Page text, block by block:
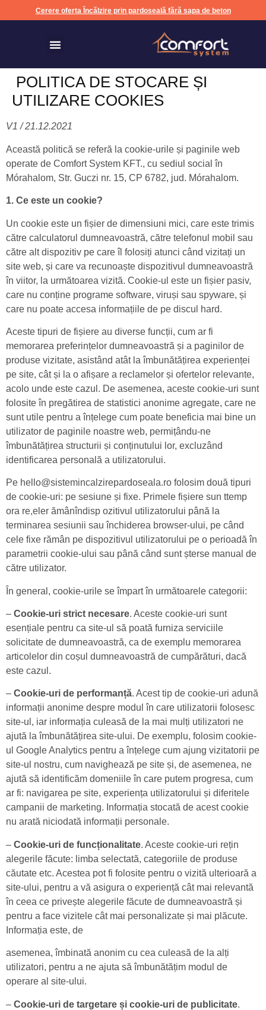
Cerere oferta Încălzire prin pardoseală fără sapa de beton
POLITICA DE STOCARE ȘI
UTILIZARE COOKIES
V1 / 21.12.2021
Această politică se referă la cookie-urile și paginile web
operate de Comfort System KFT., cu sediul social în
Mórahalom, Str. Guczi nr. 15, CP 6782, jud. Mórahalom.
1. Ce este un cookie?
Un cookie este un fișier de dimensiuni mici, care este trimis
către calculatorul dumneavoastră, către telefonul mobil sau
către alt dispozitiv pe care îl folosiți atunci când vizitați un
site web, și care va recunoaște dispozitivul dumneavoastră
în viitor, la următoarea vizită. Cookie-ul este un fișier pasiv,
care nu conține programe software, viruși sau spyware, și
care nu poate accesa informațiile de pe discul hard.
Aceste tipuri de fișiere au diverse funcții, cum ar fi
memorarea preferințelor dumneavoastră și a paginilor de
produse vizitate, asistând atât la îmbunătățirea experienței
pe site, cât și la o afișare a reclamelor și ofertelor relevante,
acolo unde este cazul. De asemenea, aceste cookie-uri sunt
folosite în pregătirea de statistici anonime agregate, care ne
sunt utile pentru a înțelege cum poate beneficia mai bine un
utilizator de paginile noastre web, permițându-ne
îmbunătățirea structurii și conținutului lor, excluzând
identificarea personală a utilizatorului.
Pe hello@sistemincalzirepardoseala.ro folosim două tipuri
de cookie-uri: pe sesiune și fixe. Primele fișiere sun ttemp
ora re,eler ămânîndisp ozitivul utilizatorului până la
terminarea sesiunii sau închiderea browser-ului, pe când
cele fixe rămân pe dispozitivul utilizatorului pe o perioadă în
parametrii cookie-ului sau până când sunt șterse manual de
către utilizator.
În general, cookie-urile se împart în următoarele categorii:
– Cookie-uri strict necesare. Aceste cookie-uri sunt
esențiale pentru ca site-ul să poată furniza serviciile
solicitate de dumneavoastră, ca de exemplu memorarea
articolelor din coșul dumneavoastră de cumpărături, dacă
este cazul.
– Cookie-uri de performanță. Acest tip de cookie-uri adună
informații anonime despre modul în care utilizatorii folosesc
site-ul, iar informația culeasă de la mai mulți utilizatori ne
ajută la îmbunătățirea site-ului. De exemplu, folosim cookie-
ul Google Analytics pentru a înțelege cum ajung vizitatorii pe
site-ul nostru, cum navighează pe site și, de asemenea, ne
ajută să identificăm domeniile în care putem progresa, cum
ar fi: navigarea pe site, experiența utilizatorului și diferitele
campanii de marketing. Informația stocată de acest cookie
nu arată niciodată informații personale.
– Cookie-uri de funcționalitate. Aceste cookie-uri rețin
alegerile făcute: limba selectată, categoriile de produse
căutate etc. Acestea pot fi folosite pentru o vizită ulterioară a
site-ului, pentru a vă asigura o experiență cât mai relevantă
în ceea ce privește alegerile făcute de dumneavoastră și
pentru a face vizitele cât mai personalizate și mai plăcute.
Informația este, de
asemenea, îmbinată anonim cu cea culeasă de la alți
utilizatori, pentru a ne ajuta să îmbunătățim modul de
operare al site-ului.
– Cookie-uri de targetare și cookie-uri de publicitate.